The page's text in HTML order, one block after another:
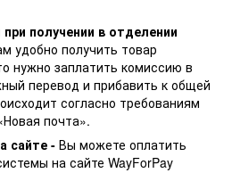
получении в отделении
удобно получить товар
нужно заплатить комиссию в
перевод и прибавить к общей
согласно требованиям
почта».
сайте - Вы можете оплатить
на сайте WayForPay